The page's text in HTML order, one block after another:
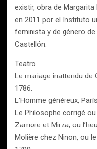
existir, obra de Margarita
en 2011 por el Instituto
feminista y de género
Castellón.
Teatro
Le mariage inattendu de
1786.
L’Homme généreux,
Le Philosophe corrigé
Zamore et Mirza, ou
Molière chez Ninon, ou